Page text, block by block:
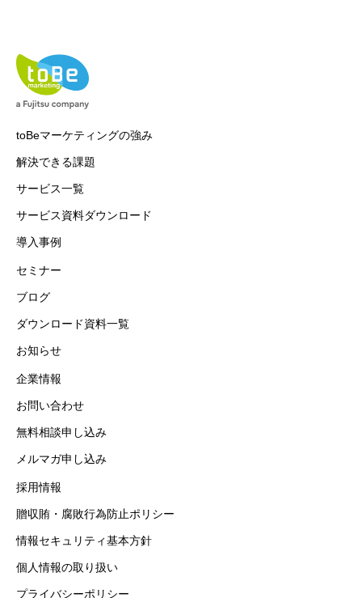
toBeマーケティングの強み
解決できる課題
サービス一覧
サービス資料ダウンロード
導入事例
セミナー
ブログ
ダウンロード資料一覧
お知らせ
企業情報
お問い合わせ
無料相談申し込み
メルマガ申し込み
採用情報
贈収賄・腐敗行為防止ポリシー
情報セキュリティ基本方針
個人情報の取り扱い
プライバシーポリシー